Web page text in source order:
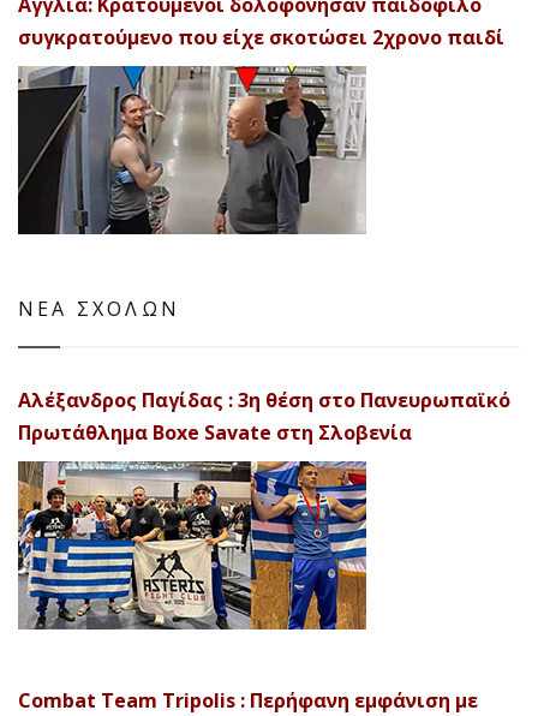
συγκρατούμενο που είχε σκοτώσει 2χρονο παιδί
ΝΕΑ ΣΧΟΛΩΝ
Αλέξανδρος Παγίδας : 3η θέση στο Πανευρωπαϊκό
Πρωτάθλημα Boxe Savate στη Σλοβενία
Combat Team Tripolis : Περήφανη εμφάνιση με